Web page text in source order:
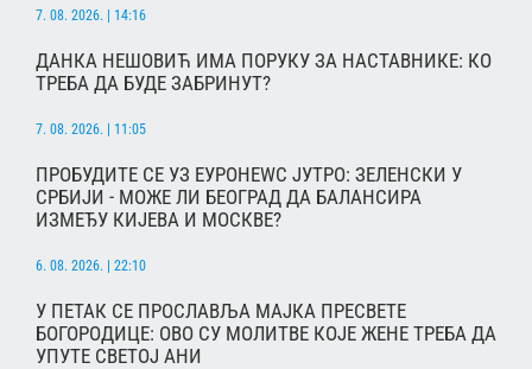
7. 08. 2026. | 14:16
ДАНКА НЕШОВИЋ ИМА ПОРУКУ ЗА НАСТАВНИКЕ: КО
ТРЕБА ДА БУДЕ ЗАБРИНУТ?
7. 08. 2026. | 11:05
ПРОБУДИТЕ СЕ УЗ ЕУРОНЕWС ЈУТРО: ЗЕЛЕНСКИ У
СРБИЈИ - МОЖЕ ЛИ БЕОГРАД ДА БАЛАНСИРА
ИЗМЕЂУ КИЈЕВА И МОСКВЕ?
6. 08. 2026. | 22:10
У ПЕТАК СЕ ПРОСЛАВЉА МАЈКА ПРЕСВЕТЕ
БОГОРОДИЦЕ: ОВО СУ МОЛИТВЕ КОЈЕ ЖЕНЕ ТРЕБА ДА
УПУТЕ СВЕТОЈ АНИ